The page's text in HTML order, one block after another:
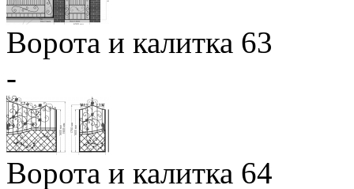
Ворота и калитка 63
-
Ворота и калитка 64